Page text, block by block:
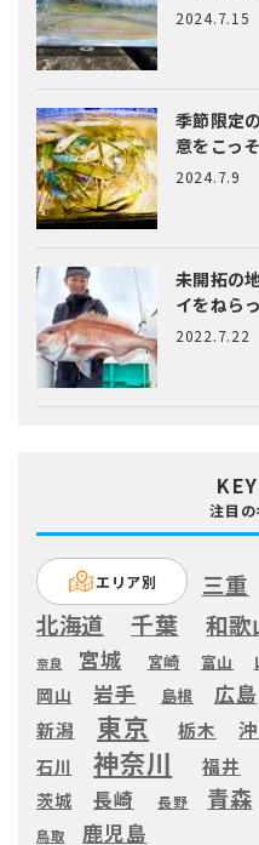
2024.7.15
季節限定
意をこっ
2024.7.9
未開拓の
イをねら
2022.7.22
注目の
エリア別 三重
北海道 千葉 和歌
奈良 宮城 宮崎 富山
岡山
岩手 島根 広島
新潟 東京 栃木
石川
神奈川 福井
茨城 長崎 長野 青森
鳥取 鹿児島